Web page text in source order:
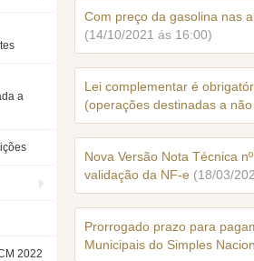
a
2022
Com preço da gasolina nas
(14/10/2021 ás 16:00)
Lei complementar é
(operações destinadas a
Nova Versão Nota Técnica
validação da NF-e (18/03/
Prorrogado prazo para
Municipais do Simples